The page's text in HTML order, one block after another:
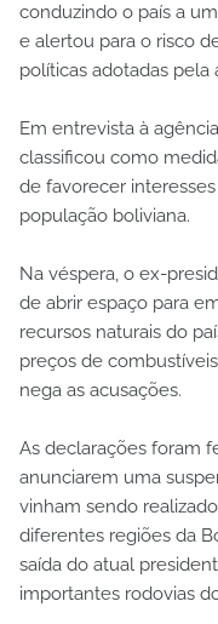
conduzindo o país a
e alertou para o risco
políticas adotadas pela
Em entrevista à
classificou como
de favorecer
população boliviana.
Na véspera, o ex-
de abrir espaço para
recursos naturais do
preços de
nega as acusações.
As declarações foram
anunciarem uma
vinham sendo
diferentes regiões da
saída do atual
importantes rodovias